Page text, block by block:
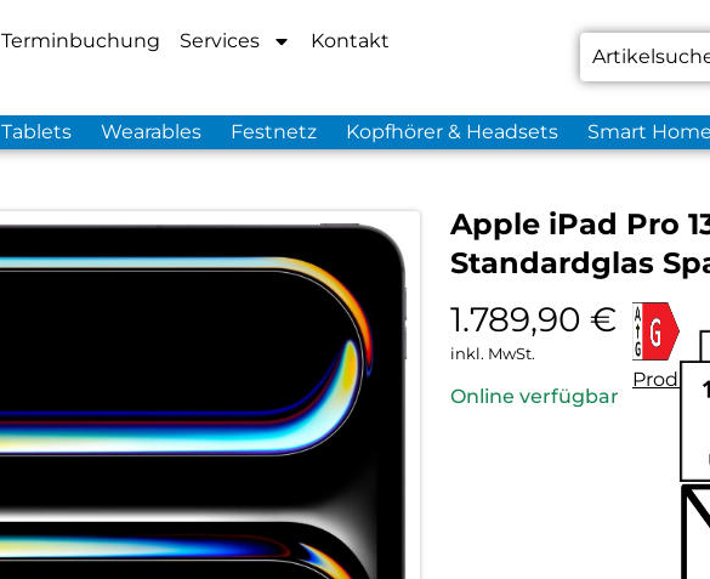
Terminbuchung Services
Kontakt
Tablets Wearables Festnetz Kopfhörer & Headsets Smart Home
Apple iPad Pro
Standardglas
1.789,90 €
inkl. MwSt.
Online verfügbar